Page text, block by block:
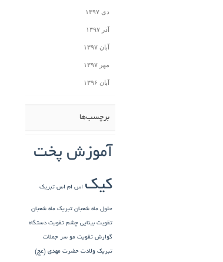
دی ۱۳۹۷
آذر ۱۳۹۷
آبان ۱۳۹۷
مهر ۱۳۹۷
آبان ۱۳۹۶
برچسب‌ها
آموزش پخت
کیک اس ام اس تبریک
حلول ماه شعبان تبریک ماه شعبان
تقویت بینایی چشم تقویت دستگاه
گوارش تقویت مو سر جملات
تبریک ولادت حضرت مهدی (عج)